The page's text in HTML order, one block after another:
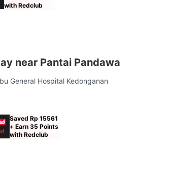
with Redclub
near Pantai Pandawa
General Hospital Kedonganan
Saved Rp 15561
+ Earn 35 Points
with Redclub